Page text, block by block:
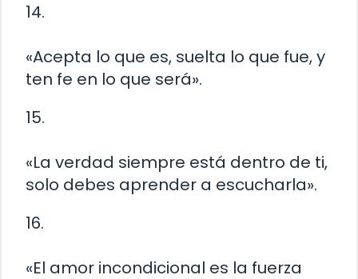
14.
«Acepta lo que es, suelta lo que fue, y
ten fe en lo que será».
15.
«La verdad siempre está dentro de ti,
solo debes aprender a escucharla».
16.
«El amor incondicional es la fuerza